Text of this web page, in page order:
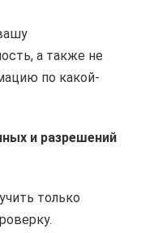
а также не
по какой-
и разрешений
только